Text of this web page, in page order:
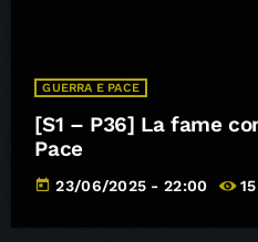
GUERRA E PACE
[S1 – P36] La fame
Pace
today 23/06/2025 - 22:00 15